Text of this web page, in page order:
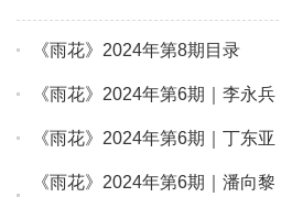
《雨花》2024年第8期目录
《雨花》2024年第6期｜李永
《雨花》2024年第6期｜丁东
《雨花》2024年第6期｜潘向